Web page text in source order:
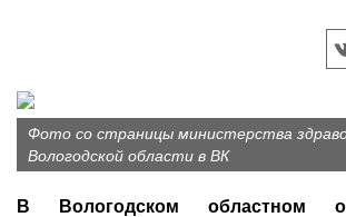
Фото со страницы министерства
Вологодской области в ВК
В Вологодском областном